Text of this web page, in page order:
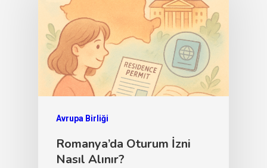
Avrupa Birliği
Romanya’da Oturum İzni
Nasıl Alınır?